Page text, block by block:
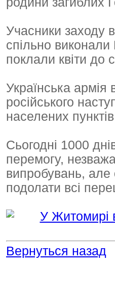
Учасники заходу
спільно виконали
поклали квіти до
Українська
російського
населених
Сьогодні 1000
перемогу,
випробувань, але
подолати всі
Вернуться назад